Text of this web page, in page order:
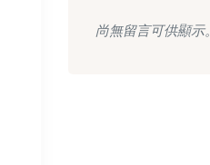
尚無留言可供顯示。